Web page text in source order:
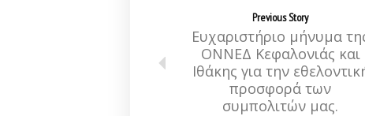
Previous Story
Ευχαριστήριο μήνυμα
ΟΝΝΕΔ Κεφαλονιάς και
Ιθάκης για την
προσφορά των
συμπολιτών μας.